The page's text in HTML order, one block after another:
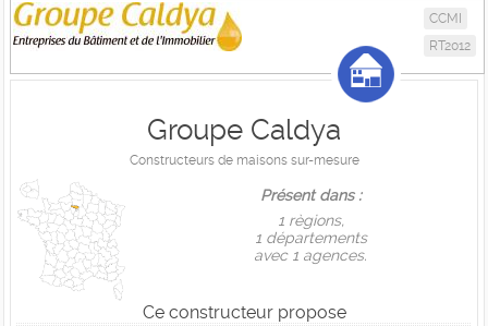
CCMI
RT2012
Groupe Caldya
Constructeurs de maisons sur-mesure
Présent dans :
1 règions,
1 départements
avec 1 agences.
Ce constructeur propose